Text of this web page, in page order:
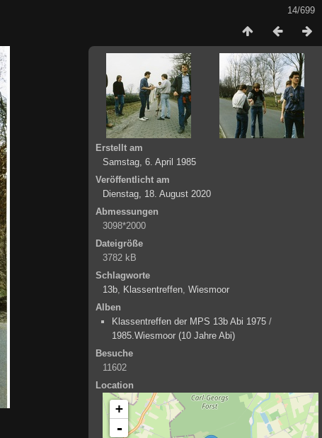
14/699
Erstellt am
Samstag, 6. April 1985
Veröffentlicht am
Dienstag, 18. August 2020
Abmessungen
3098*2000
Dateigröße
3782 kB
Schlagworte
13b, Klassentreffen, Wiesmoor
Alben
Klassentreffen der MPS 13b Abi 1975 /
1985.Wiesmoor (10 Jahre Abi)
Besuche
11602
Location
+
-